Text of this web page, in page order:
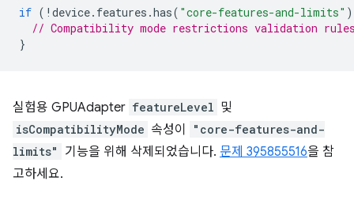
if ( ! device. features .has( "core-features-and-limits"
// Compatibility mode restrictions validation
}
실험용 GPUAdapter featureLevel 및
isCompatibilityMode 속성이
"core-features-and-
limits"
기능을 위해 삭제되었습니다. 문제 395855516을 참
고하세요.